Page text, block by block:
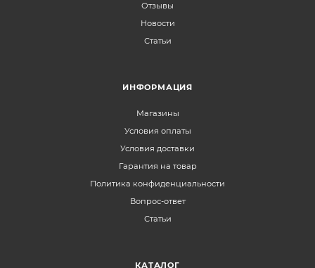
Отзывы
Новости
Статьи
ИНФОРМАЦИЯ
Магазины
Условия оплаты
Условия доставки
Гарантия на товар
Политика конфиденциальности
Вопрос-ответ
Статьи
КАТАЛОГ